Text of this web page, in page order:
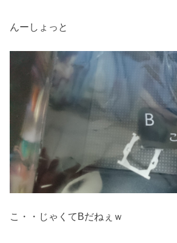
んーしょっと
こ・・じゃくてBだねぇｗ